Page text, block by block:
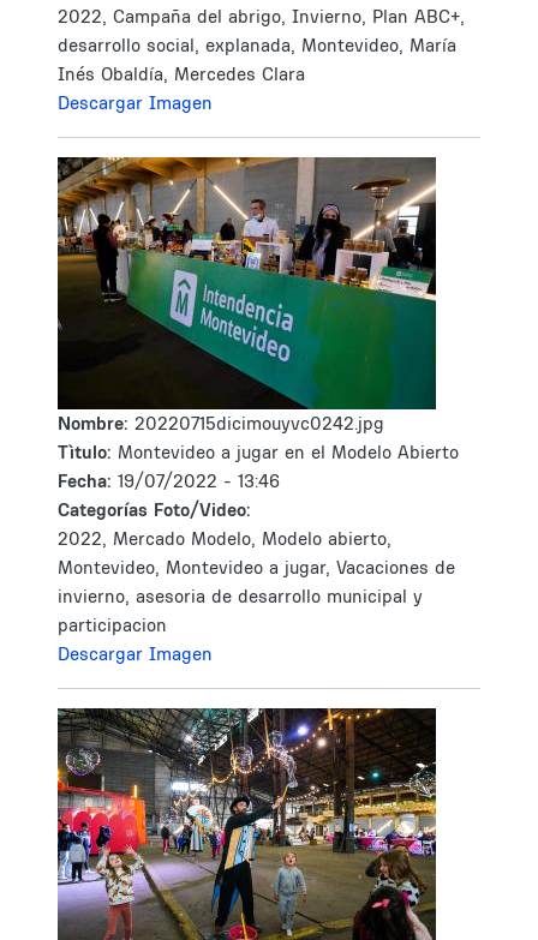
2022, Campaña del abrigo, Invierno, Plan ABC+,
desarrollo social, explanada, Montevideo, María
Inés Obaldía, Mercedes Clara
Descargar Imagen
Nombre: 20220715dicimouyvc0242.jpg
Tìtulo: Montevideo a jugar en el Modelo Abierto
Fecha: 19/07/2022 - 13:46
Categorías Foto/Video:
2022, Mercado Modelo, Modelo abierto,
Montevideo, Montevideo a jugar, Vacaciones de
invierno, asesoria de desarrollo municipal y
participacion
Descargar Imagen